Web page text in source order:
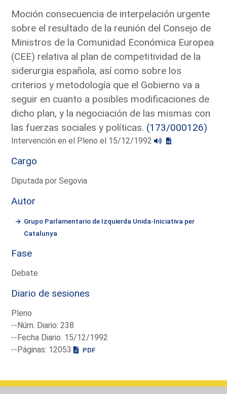
Moción consecuencia de interpelación urgente
sobre el resultado de la reunión del Consejo de
Ministros de la Comunidad Económica Europea
(CEE) relativa al plan de competitividad de la
siderurgia española, así como sobre los
criterios y metodología que el Gobierno va a
seguir en cuanto a posibles modificaciones de
dicho plan, y la negociación de las mismas con
las fuerzas sociales y políticas. (173/000126)
Intervención en el Pleno el 15/12/1992
Cargo
Diputada por Segovia
Autor
Grupo Parlamentario de Izquierda Unida-Iniciativa per
Catalunya
Fase
Debate
Diario de sesiones
Pleno
--Núm. Diario: 238
--Fecha Diario: 15/12/1992
--Páginas: 12053
PDF